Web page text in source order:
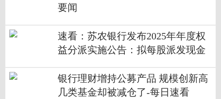
要闻
速看：苏农银行发布2025年年度权
益分派实施公告：拟每股派发现金
银行理财增持公募产品 规模创新高
几类基金却被减仓了-每日速看